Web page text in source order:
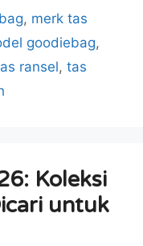
, merk tas
goodiebag,
ransel, tas
Koleksi
untuk